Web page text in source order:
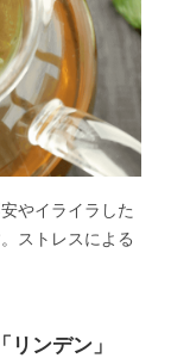
やイライラした
ストレスによる
ンデン」